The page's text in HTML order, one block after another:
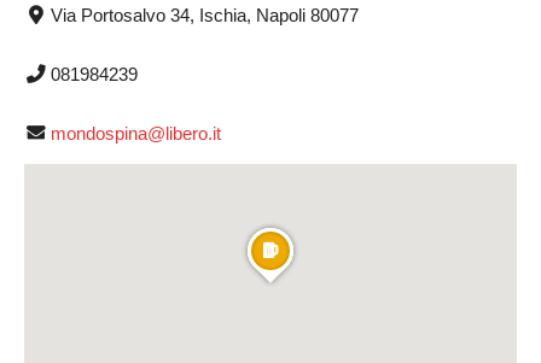
Via Portosalvo 34, Ischia, Napoli 80077
081984239
mondospina@libero.it